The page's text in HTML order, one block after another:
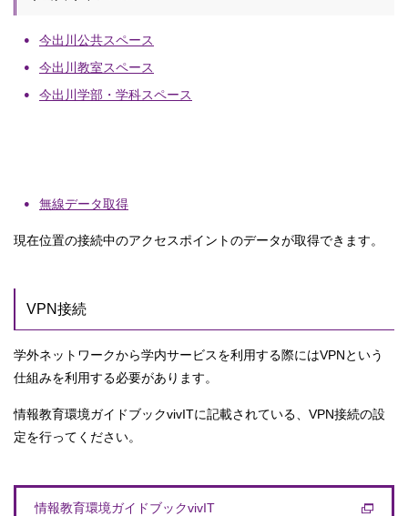
今出川公共スペース
今出川教室スペース
今出川学部・学科スペース
無線データ取得
現在位置の接続中のアクセスポイントのデータが取得できます。
VPN接続
学外ネットワークから学内サービスを利用する際にはVPNという
仕組みを利用する必要があります。
情報教育環境ガイドブックvivITに記載されている、VPN接続の設
定を行ってください。
情報教育環境ガイドブックvivIT